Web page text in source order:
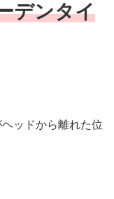
デンタイ
ッドから離れた位